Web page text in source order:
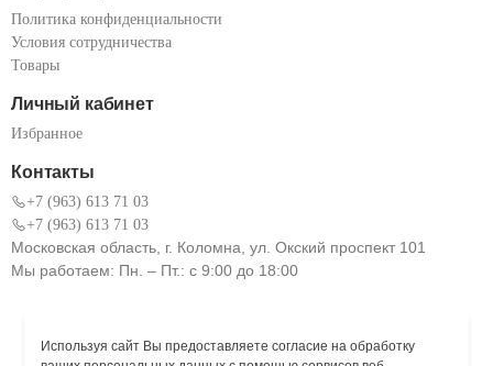
Политика конфиденциальности
Условия сотрудничества
Товары
Личный кабинет
Избранное
Контакты
+7 (963) 613 71 03
+7 (963) 613 71 03
Московская область, г. Коломна, ул. Окский проспект 101
Мы работаем: Пн. – Пт.: с 9:00 до 18:00
Используя сайт Вы предоставляете согласие на обработку